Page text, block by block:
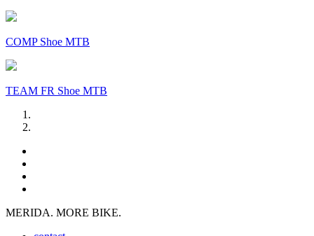
COMP Shoe MTB
TEAM FR Shoe MTB
MERIDA. MORE BIKE.